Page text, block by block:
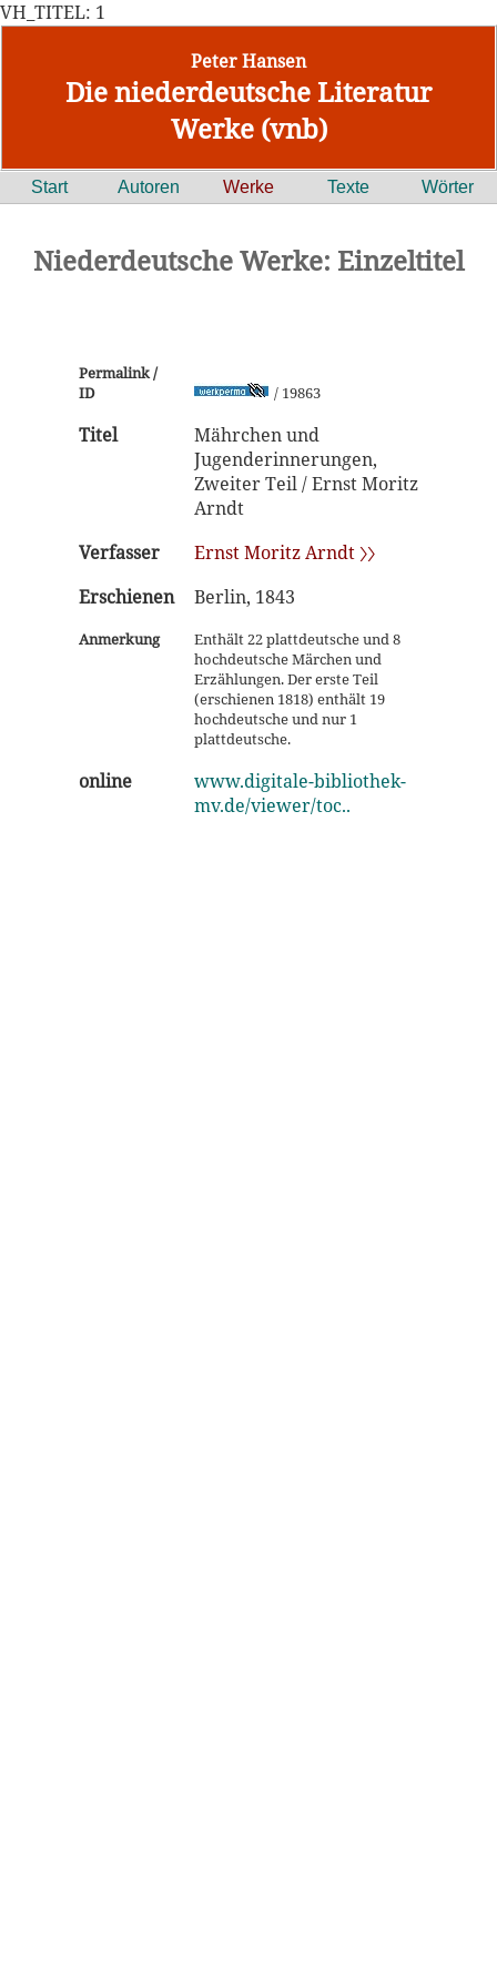
VH_TITEL: 1
Peter Hansen
Die niederdeutsche Literatur
Werke (vnb)
Start Autoren Werke Texte Wörter
Niederdeutsche Werke: Einzeltitel
Permalink /
ID
/ 19863
Titel
Mährchen und
Jugenderinnerungen,
Zweiter Teil / Ernst Moritz
Arndt
Verfasser
Ernst Moritz Arndt 〉〉
Erschienen
Berlin, 1843
Anmerkung
Enthält 22 plattdeutsche und 8
hochdeutsche Märchen und
Erzählungen. Der erste Teil
(erschienen 1818) enthält 19
hochdeutsche und nur 1
plattdeutsche.
online
www.digitale-bibliothek-
mv.de/viewer/toc..